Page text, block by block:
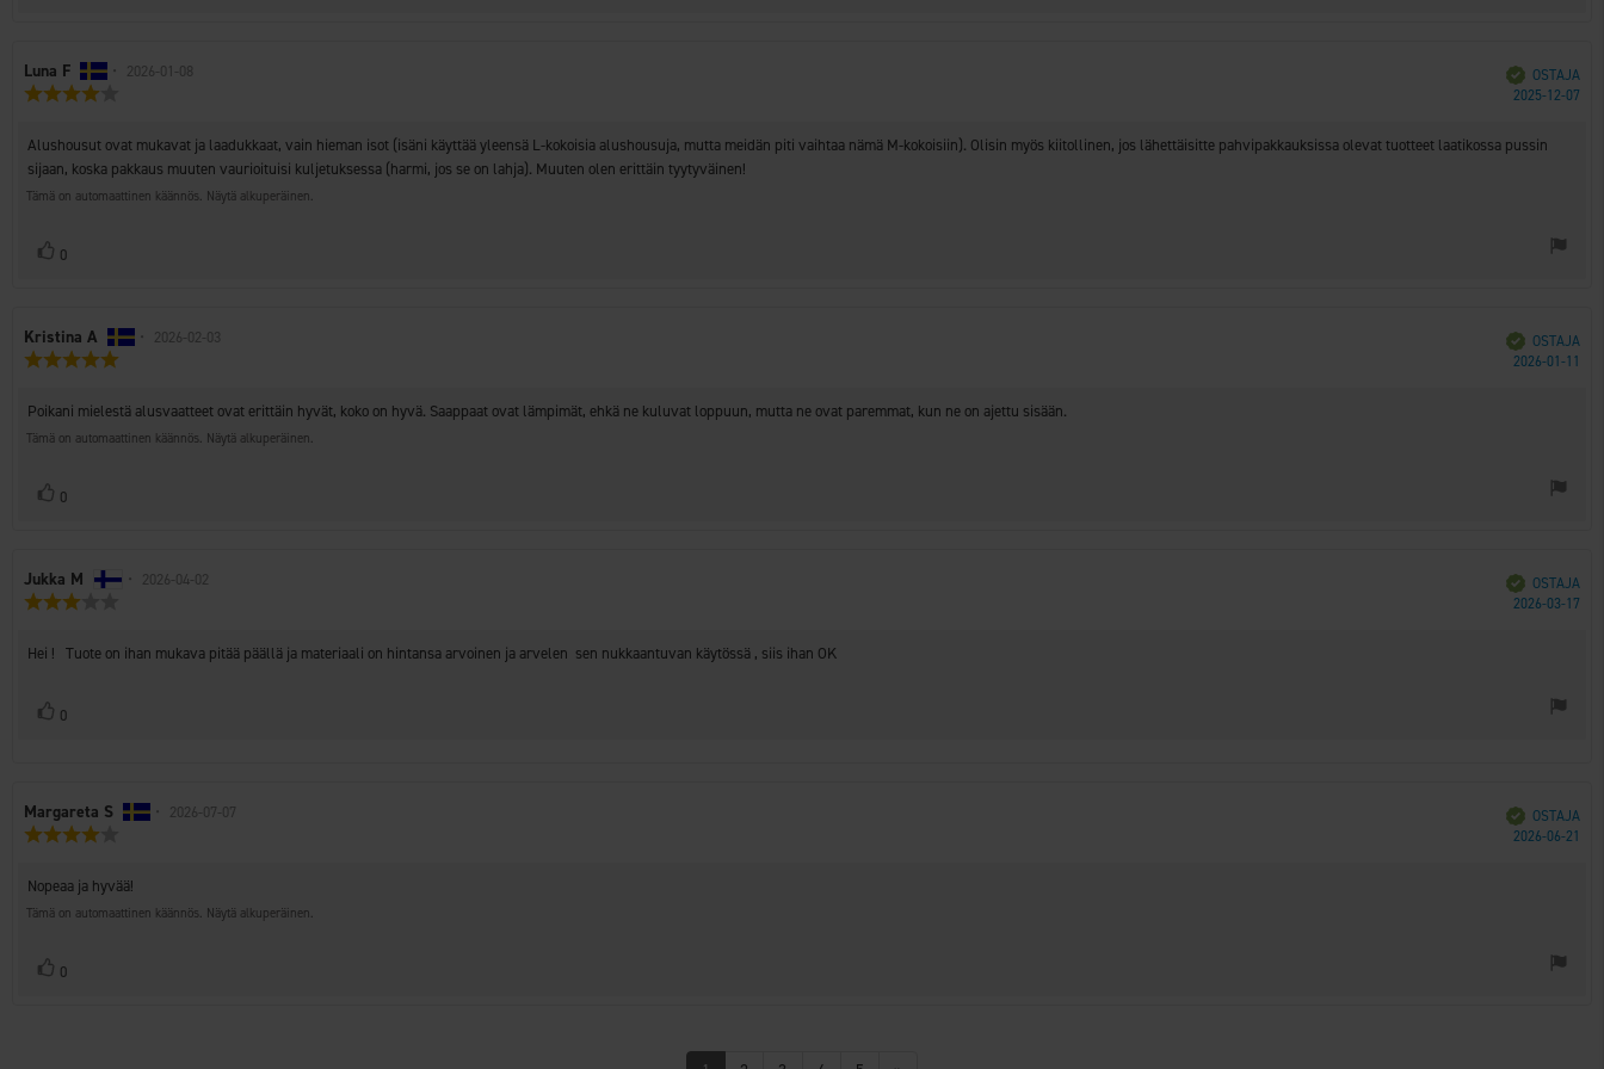
Arvostelun
kirjoittaja:
Luna F • Arvostelun
2026-01-08
5:sta
tähdestä
Vahvistettu
OSTAJA
2025-12-07
Arvostelun
teksti:
Alushousut ovat mukavat ja laadukkaat, vain hieman isot (isäni käyttää yleensä L-kokoisia alushousuja, mutta meidän piti vaihtaa nämä M-kokoisiin). Olisin myös kiitollinen, jos lähettäisitte pahvipakkauksissa olevat tuotteet laatikossa pussin
sijaan, koska pakkaus muuten vaurioituisi kuljetuksessa (harmi, jos se on lahja). Muuten olen erittäin tyytyväinen!
Tämä on automaattinen käännös. Näytä alkuperäinen.
Äänestä
0
Arvostelun
kirjoittaja:
Kristina A • Arvostelun
2026-02-03
5:sta
tähdestä
Vahvistettu
OSTAJA
2026-01-11
Arvostelun
teksti:
Poikani mielestä alusvaatteet ovat erittäin hyvät, koko on hyvä. Saappaat ovat lämpimät, ehkä ne kuluvat loppuun, mutta ne ovat paremmat, kun ne on ajettu sisään.
Tämä on automaattinen käännös. Näytä alkuperäinen.
Äänestä
0
Arvostelun
kirjoittaja:
Jukka M • Arvostelun
2026-04-02
5:sta
Vahvistettu
OSTAJA
2026-03-17
Arvostelun
Hei ! Tuote on ihan mukava pitää päällä ja materiaali on hintansa arvoinen ja arvelen sen nukkaantuvan käytössä , siis ihan OK
Äänestä
0
Arvostelun
kirjoittaja:
Margareta S • Arvostelun
2026-07-07
5:sta
tähdestä
Vahvistettu
OSTAJA
2026-06-21
Arvostelun
teksti:
Nopeaa ja hyvää!
Tämä on automaattinen käännös. Näytä alkuperäinen.
Äänestä
0